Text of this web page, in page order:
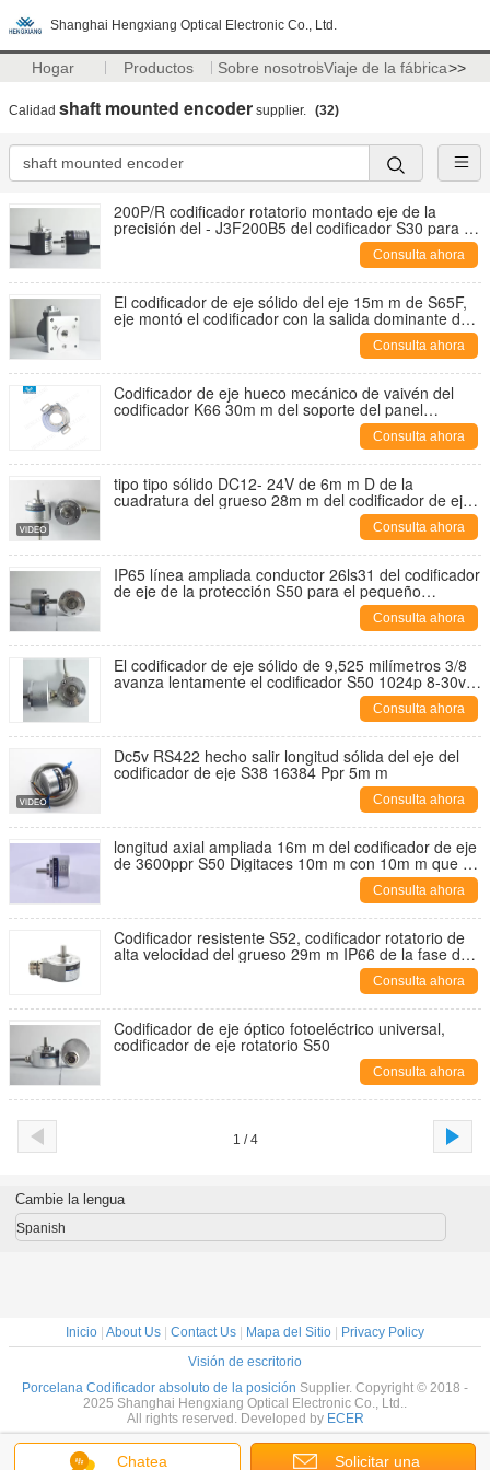
Shanghai Hengxiang Optical Electronic Co., Ltd.
Hogar Productos Sobre nosotrosViaje de la fábrica>>
Calidad shaft mounted encoder supplier. (32)
200P/R codificador rotatorio montado eje de la
precisión del ‐ J3F200B5 del codificador S30 para el
‐ 5 del ‐ 2 del ‐ E7 del ABO del ‐ del ‐ 200 de los PP
del ‐ 0001 de la industria textil IGV28 Consulta ahora
El codificador de eje sólido del eje 15m m de S65F,
eje montó el codificador con la salida dominante de
la resolución PNP de la manera 10000Consulta ahora
Codificador de eje hueco mecánico de vaivén del
codificador K66 30m m del soporte del panel
Consulta ahora
tipo tipo sólido DC12- 24V de 6m m D de la
cuadratura del grueso 28m m del codificador de eje
Consulta ahora
IP65 línea ampliada conductor 26ls31 del codificador
de eje de la protección S50 para el pequeño
codificador equivalente de la máquina TRD-J1000-
Consulta ahora
El codificador de eje sólido de 9,525 milímetros 3/8
avanza lentamente el codificador S50 1024p 8-30v
Consulta ahora
Dc5v RS422 hecho salir longitud sólida del eje del
codificador de eje S38 16384 Ppr 5m m
Consulta ahora
longitud axial ampliada 16m m del codificador de eje
de 3600ppr S50 Digitaces 10m m con 10m m que se
Consulta ahora
Codificador resistente S52, codificador rotatorio de
alta velocidad del grueso 29m m IP66 de la fase de
Consulta ahora
Codificador de eje óptico fotoeléctrico universal,
codificador de eje rotatorio S50
Consulta ahora
1 / 4
Chatea Solicitar una
Cambie la lengua
Spanish
Inicio About Us Contact Us Mapa del Sitio
Privacy Policy
Visión de escritorio
Porcelana Codificador absoluto de la posición Supplier. Copyright © 2018 -
2025 Shanghai Hengxiang Optical Electronic Co., Ltd..
All rights reserved. Developed by ECER